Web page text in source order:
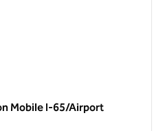
Mobile I-65/Airport